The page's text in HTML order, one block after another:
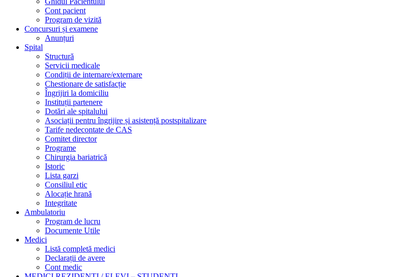
Cont pacient
Program de vizită
Concursuri și examene
Anunțuri
Spital
Structură
Servicii medicale
Condiții de internare/externare
Chestionare de satisfacție
Îngrijiri la domiciliu
Instituții partenere
Dotări ale spitalului
Asociații pentru îngrijire și asistență postspitalizare
Tarife nedecontate de CAS
Comitet director
Programe
Chirurgia bariatrică
Istoric
Lista garzi
Consiliul etic
Alocație hrană
Integritate
Ambulatoriu
Program de lucru
Documente Utile
Medici
Listă completă medici
Declarații de avere
Cont medic